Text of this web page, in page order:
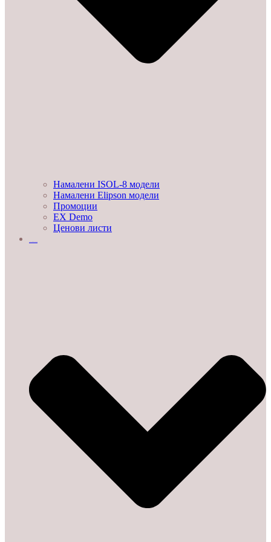
Намалени ISOL-8 модели
Намалени Elipson модели
Промоции
EX Demo
Ценови листи